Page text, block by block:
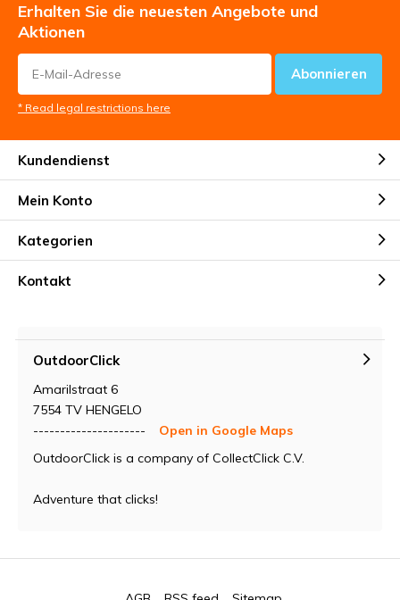
Erhalten Sie die neuesten Angebote und
Aktionen
Abonnieren
* Read legal restrictions here
Kundendienst
Mein Konto
Kategorien
Kontakt
OutdoorClick
Amarilstraat 6
7554 TV HENGELO
---------------------
Open in Google Maps
OutdoorClick is a company of CollectClick C.V.
Adventure that clicks!